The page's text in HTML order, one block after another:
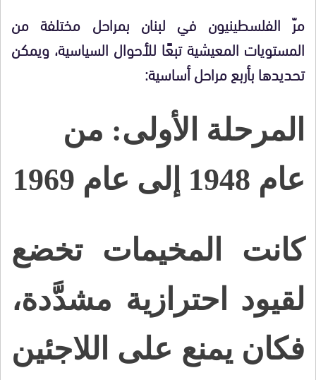
مرّ الفلسطينيون في لبنان بمراحل مختلفة من
المستويات المعيشية تبعًا للأحوال السياسية، ويمكن
تحديدها بأربع مراحل أساسية:
المرحلة الأولى: من
عام 1948 إلى عام 1969
كانت المخيمات تخضع
لقيود احترازية مشدَّدة،
فكان يمنع على اللاجئين